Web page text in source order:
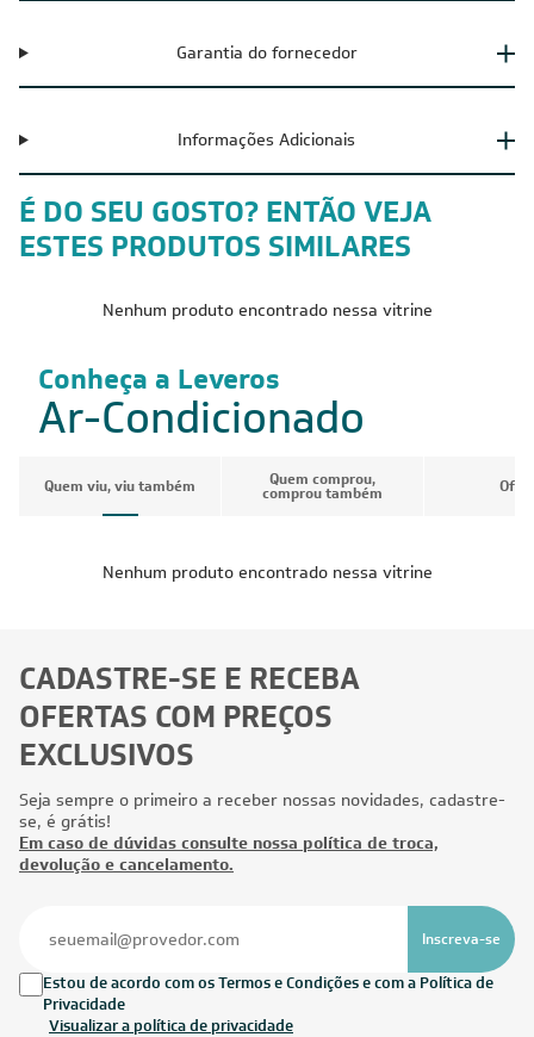
Garantia do fornecedor
Informações Adicionais
É DO SEU GOSTO? ENTÃO VEJA
ESTES PRODUTOS SIMILARES
Nenhum produto encontrado nessa vitrine
Conheça a Leveros
Ar-Condicionado
Quem viu, viu também Quem comprou,
comprou também
Nenhum produto encontrado nessa vitrine
CADASTRE-SE E RECEBA
OFERTAS COM PREÇOS
EXCLUSIVOS
Seja sempre o primeiro a receber nossas novidades, cadastre-
se, é grátis!
Em caso de dúvidas consulte nossa política de troca,
devolução e cancelamento.
Inscreva-se
Estou de acordo com os Termos e Condições e com a Política de
Privacidade
Visualizar a política de privacidade